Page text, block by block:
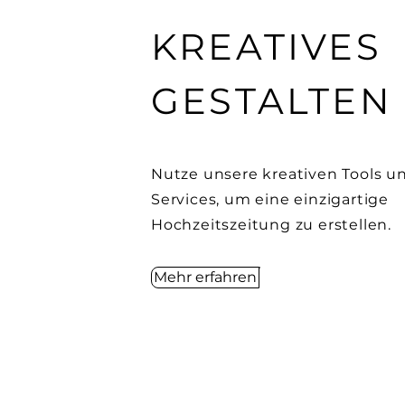
KREATIVES
GESTALTEN
Nutze unsere kreativen Tools
Services, um eine einzigartige
Hochzeitszeitung zu erstellen.
Mehr erfahren